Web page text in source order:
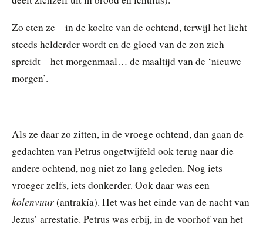
Zo eten ze – in de koelte van de ochtend, terwijl het licht
steeds helderder wordt en de gloed van de zon zich
spreidt – het morgenmaal… de maaltijd van de ‘nieuwe
morgen’.
Als ze daar zo zitten, in de vroege ochtend, dan gaan de
gedachten van Petrus ongetwijfeld ook terug naar die
andere ochtend, nog niet zo lang geleden. Nog iets
vroeger zelfs, iets donkerder. Ook daar was een
kolenvuur(antrakía). Het was het einde van de nacht van
Jezus’ arrestatie. Petrus was erbij, in de voorhof van het